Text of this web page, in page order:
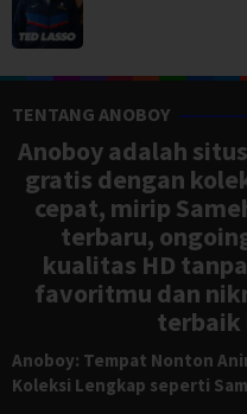
TENTANG ANOBOY
Anoboy adalah
gratis dengan
cepat, mirip
terbaru,
kualitas HD
favoritmu dan
terbaik
Anoboy: Tempat Nonton
Koleksi Lengkap seperti